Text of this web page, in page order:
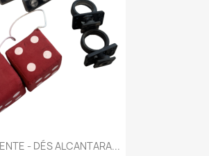
Aperçu rapide
- DÉS ALCANTARA...